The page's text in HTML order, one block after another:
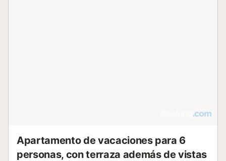
Apartamento de vacaciones para 6
personas, con terraza además de vistas